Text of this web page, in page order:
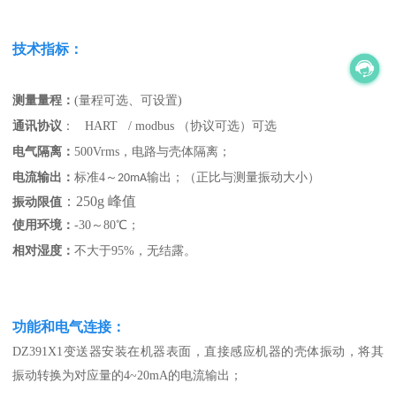
技术指标：
测量量程：(量程可选、可设置)
通讯协议 ： HART / modbus （协议可选）可选
电气隔离：500Vrms，电路与壳体隔离；
电流输出：标准4～ 20mA输出；（正比与测量振动大小）
振动限值 ：250g 峰值
使用环境：-30～80℃；
相对湿度：不大于95%，无结露。
功能和电气连接：
DZ391X1变送器安装在机器表面，直接感应机器的壳体振动，将其
振动转换为对应量的4~20mA的电流输出；